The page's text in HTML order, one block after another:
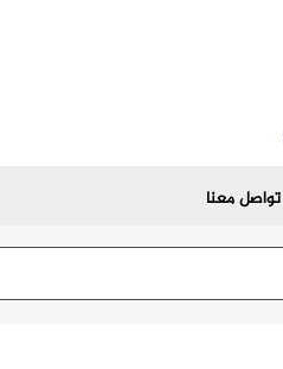
تواصل معنا